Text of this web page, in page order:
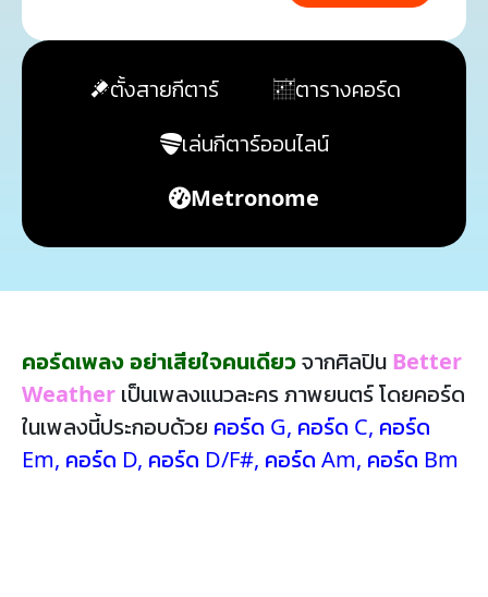
ตั้งสายกีตาร์
ตารางคอร์ด
เล่นกีตาร์ออนไลน์
Metronome
คอร์ดเพลง อย่าเสียใจคนเดียวจากศิลปิน Better
Weather เป็นเพลงแนวละคร ภาพยนตร์ โดยคอร์ด
ในเพลงนี้ประกอบด้วย คอร์ด G, คอร์ด C, คอร์ด
Em, คอร์ด D, คอร์ด D/F#, คอร์ด Am, คอร์ด Bm